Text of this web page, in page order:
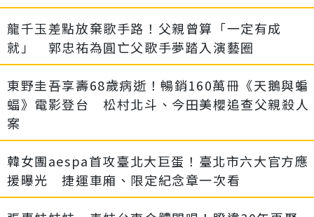
龍千玉差點放棄歌手路！父親曾算「一定有成
就」 郭忠祐為圓亡父歌手夢踏入演藝圈
東野圭吾享壽68歲病逝！暢銷160萬冊《天鵝與蝙
蝠》電影登台 松村北斗、今田美櫻追查父親殺人
案
韓女團aespa首攻臺北大巨蛋！臺北市六大官方應
援曝光 捷運車廂、限定紀念章一次看